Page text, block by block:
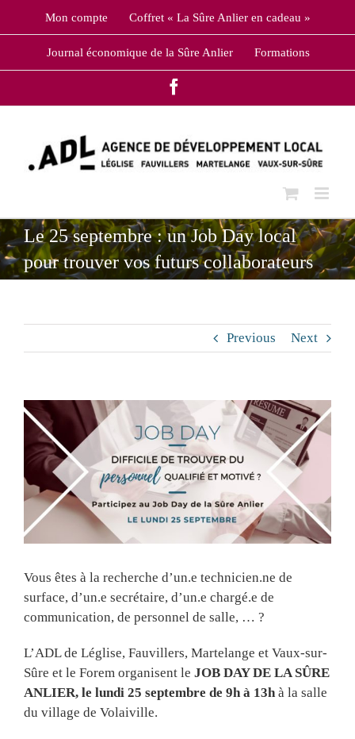
Mon compte Coffret « La Sûre Anlier en cadeau »
Journal économique de la Sûre Anlier Formations
Le 25 septembre : un Job Day local
pour trouver vos futurs collaborateurs
Previous Next
View
Larger
Image
Vous êtes à la recherche d’un.e technicien.ne de
surface, d’un.e secrétaire, d’un.e chargé.e de
communication, de personnel de salle, … ?
L’ADL de Léglise, Fauvillers, Martelange et Vaux-sur-
Sûre et le Forem organisent le JOB DAY DE LA SÛRE
ANLIER, le lundi 25 septembre de 9h à 13h à la salle
du village de Volaiville.